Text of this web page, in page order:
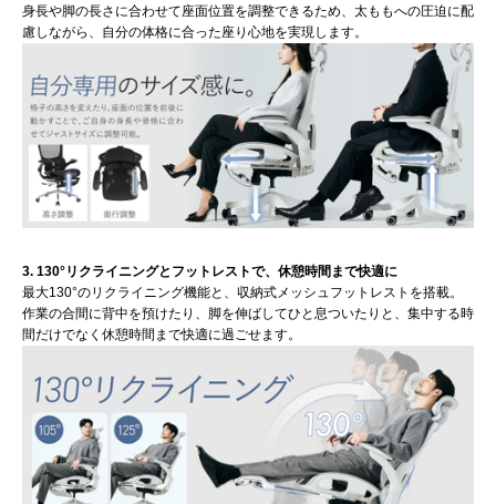
身長や脚の長さに合わせて座面位置を調整できるため、太ももへの圧迫に配
慮しながら、自分の体格に合った座り心地を実現します。
3. 130°リクライニングとフットレストで、休憩時間まで快適に
最大130°のリクライニング機能と、収納式メッシュフットレストを搭載。
作業の合間に背中を預けたり、脚を伸ばしてひと息ついたりと、集中する時
間だけでなく休憩時間まで快適に過ごせます。